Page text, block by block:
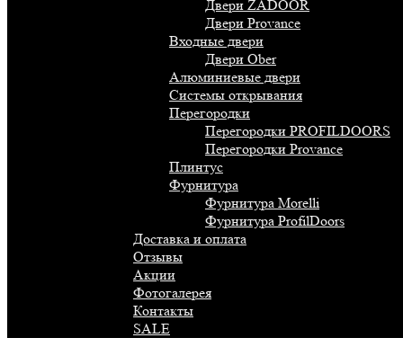
Двери ZADOOR
Двери Provance
Входные двери
Двери Ober
Алюминиевые двери
Системы открывания
Перегородки
Перегородки PROFILDOORS
Перегородки Provance
Плинтус
Фурнитура
Фурнитура Morelli
Фурнитура ProfilDoors
Доставка и оплата
Отзывы
Акции
Фотогалерея
Контакты
SALE